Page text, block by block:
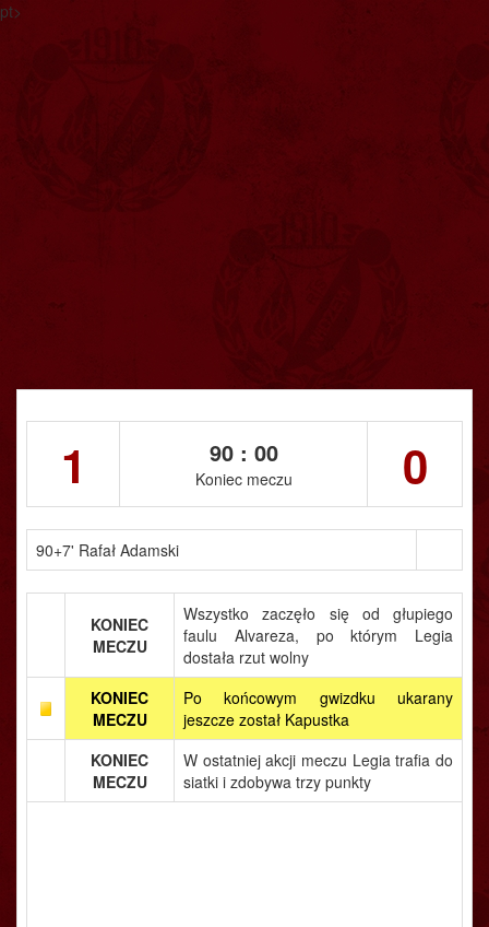
pt>
1 90 : 00
Koniec meczu 0
90+7' Rafał Adamski
KONIEC
MECZU
Wszystko zaczęło się od głupiego
faulu Alvareza, po którym Legia
dostała rzut wolny
KONIEC
MECZU
Po końcowym gwizdku ukarany
jeszcze został Kapustka
KONIEC
MECZU
W ostatniej akcji meczu Legia trafia do
siatki i zdobywa trzy punkty